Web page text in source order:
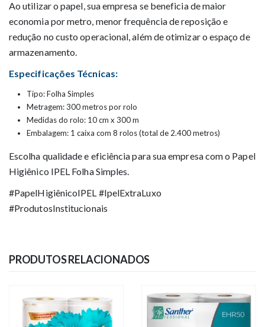
Ao utilizar o papel, sua empresa se beneficia de maior
economia por metro, menor frequência de reposição e
redução no custo operacional, além de otimizar o espaço de
armazenamento.
Especificações Técnicas:
Tipo: Folha Simples
Metragem: 300 metros por rolo
Medidas do rolo: 10 cm x 300 m
Embalagem: 1 caixa com 8 rolos (total de 2.400 metros)
Escolha qualidade e eficiência para sua empresa com o Papel
Higiênico IPEL Folha Simples.
#PapelHigiênicoIPEL #IpelExtraLuxo
#ProdutosInstitucionais
PRODUTOS RELACIONADOS